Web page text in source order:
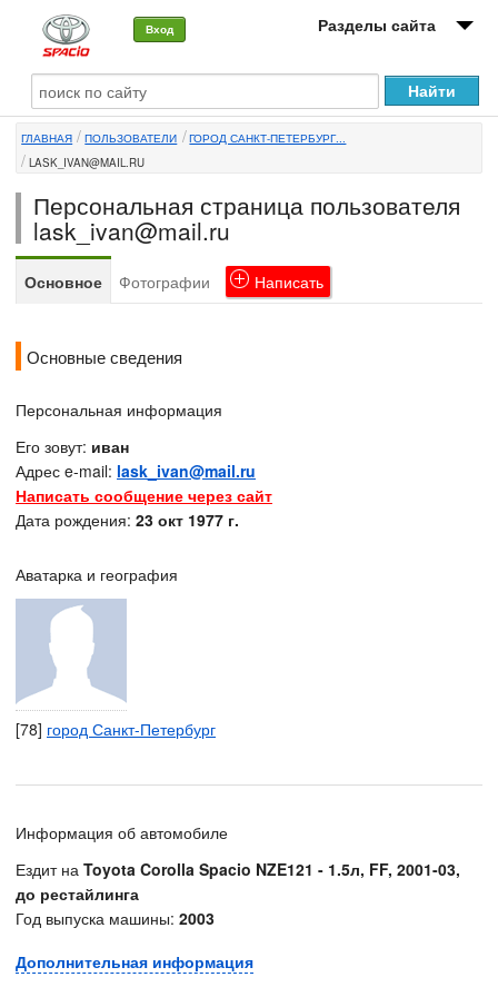
Вход Разделы сайта
О машине
Автоклуб
Сервисы и услуги
Новости
ГЛАВНАЯ ПОЛЬЗОВАТЕЛИ
ГОРОД САНКТ-ПЕТЕРБУРГ...
LASK_IVAN@MAIL.RU
Персональная страница пользователя
lask_ivan@mail.ru
Основное Фотографии Написать
Основные сведения
Персональная информация
Его зовут: иван
Адрес e-mail: lask_ivan@mail.ru
Написать сообщение через сайт
Дата рождения: 23 окт 1977 г.
Аватарка и география
[78] город Санкт-Петербург
Информация об автомобиле
Ездит на Toyota Corolla Spacio NZE121 - 1.5л, FF, 2001-03,
до рестайлинга
Год выпуска машины: 2003
Дополнительная информация